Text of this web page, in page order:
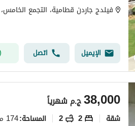
الإيميل اتصل
ج.م38,000 شهرياً
شقة 2
2 المساحة:174 متر مربع